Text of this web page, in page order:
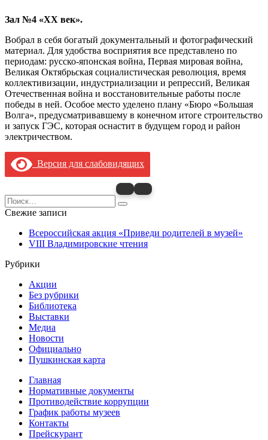
Зал №4 «ХХ век».
Вобрал в себя богатый документальный и фотографический
материал. Для удобства восприятия все представлено по
периодам: русско-японская война, Первая мировая война,
Великая Октябрьская социалистическая революция, время
коллективизации, индустриализации и репрессий, Великая
Отечественная война и восстановительные работы после
победы в ней. Особое место уделено плану «Бюро «Большая
Волга», предусматривавшему в конечном итоге строительство
и запуск ГЭС, которая оснастит в будущем город и район
электричеством.
Версия для слабовидящих
Search
for:
Свежие записи
Всероссийская акция «Приведи родителей в музей»
VIII Владимировские чтения
Рубрики
Акции
Без рубрики
Библиотека
Выставки
Медиа
Новости
Официально
Пушкинская карта
Главная
Нормативные документы
Противодействие коррупции
График работы музеев
Контакты
Прейскурант